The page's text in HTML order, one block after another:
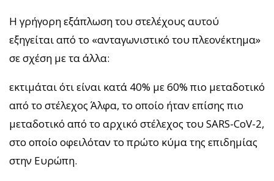
Η γρήγορη εξάπλωση του στελέχους αυτού
εξηγείται από το «ανταγωνιστικό του πλεονέκτημα»
σε σχέση με τα άλλα:
εκτιμάται ότι είναι κατά 40% με 60% πιο μεταδοτικό
από το στέλεχος Άλφα, το οποίο ήταν επίσης πιο
μεταδοτικό από το αρχικό στέλεχος του SARS-CoV-2,
στο οποίο οφειλόταν το πρώτο κύμα της επιδημίας
στην Ευρώπη.